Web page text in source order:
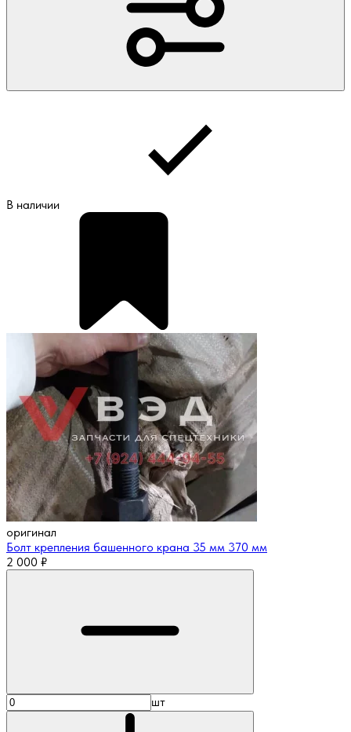
В наличии
оригинал
Болт крепления башенного крана 35 мм 370 мм
2 000 ₽
шт